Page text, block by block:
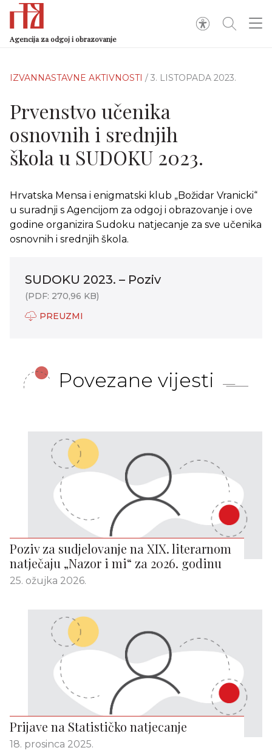
Agencija za odgoj i obrazovanje
IZVANNASTAVNE AKTIVNOSTI / 3. LISTOPADA 2023.
Prvenstvo učenika
osnovnih i srednjih
škola u SUDOKU 2023.
Hrvatska Mensa i enigmatski klub „Božidar Vranicki“
u suradnji s Agencijom za odgoj i obrazovanje i ove
godine organizira Sudoku natjecanje za sve učenika
osnovnih i srednjih škola.
SUDOKU 2023. – Poziv
(PDF: 270,96 KB)
PREUZMI
Povezane vijesti
Poziv za sudjelovanje na XIX. literarnom
natječaju „Nazor i mi“ za 2026. godinu
25. ožujka 2026.
Prijave na Statističko natjecanje
18. prosinca 2025.